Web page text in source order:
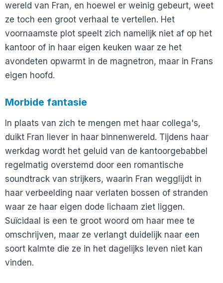
wereld van Fran, en hoewel er weinig gebeurt, weet
ze toch een groot verhaal te vertellen. Het
voornaamste plot speelt zich namelijk niet af op het
kantoor of in haar eigen keuken waar ze het
avondeten opwarmt in de magnetron, maar in Frans
eigen hoofd.
Morbide fantasie
In plaats van zich te mengen met haar collega's,
duikt Fran liever in haar binnenwereld. Tijdens haar
werkdag wordt het geluid van de kantoorgebabbel
regelmatig overstemd door een romantische
soundtrack van strijkers, waarin Fran wegglijdt in
haar verbeelding naar verlaten bossen of stranden
waar ze haar eigen dode lichaam ziet liggen.
Suïcidaal is een te groot woord om haar mee te
omschrijven, maar ze verlangt duidelijk naar een
soort kalmte die ze in het dagelijks leven niet kan
vinden.